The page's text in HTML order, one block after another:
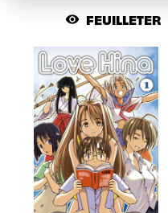
visibility FEUILLETER